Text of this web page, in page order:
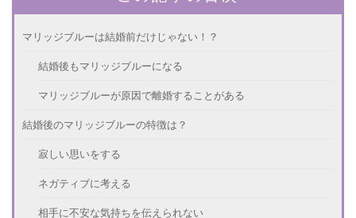
マリッジブルーは結婚前だけじゃない！？
結婚後もマリッジブルーになる
マリッジブルーが原因で離婚することがある
結婚後のマリッジブルーの特徴は？
寂しい思いをする
ネガティブに考える
相手に不安な気持ちを伝えられない